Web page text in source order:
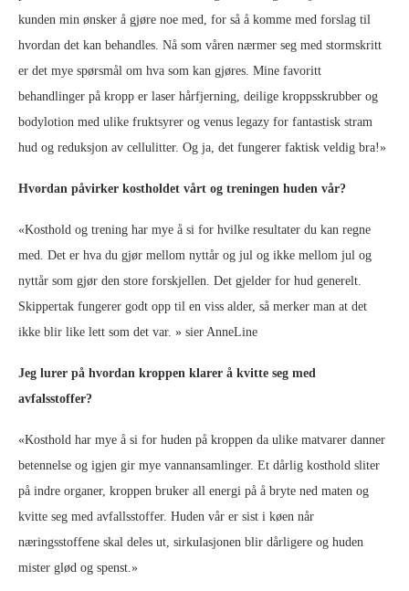
kunden min ønsker å gjøre noe med, for så å komme med forslag til
hvordan det kan behandles. Nå som våren nærmer seg med stormskritt
er det mye spørsmål om hva som kan gjøres. Mine favoritt
behandlinger på kropp er laser hårfjerning, deilige kroppsskrubber og
bodylotion med ulike fruktsyrer og venus legazy for fantastisk stram
hud og reduksjon av cellulitter. Og ja, det fungerer faktisk veldig bra!»
Hvordan påvirker kostholdet vårt og treningen huden vår?
«Kosthold og trening har mye å si for hvilke resultater du kan regne
med. Det er hva du gjør mellom nyttår og jul og ikke mellom jul og
nyttår som gjør den store forskjellen. Det gjelder for hud generelt.
Skippertak fungerer godt opp til en viss alder, så merker man at det
ikke blir like lett som det var. » sier AnneLine
Jeg lurer på hvordan kroppen klarer å kvitte seg med
avfalsstoffer?
«Kosthold har mye å si for huden på kroppen da ulike matvarer danner
betennelse og igjen gir mye vannansamlinger. Et dårlig kosthold sliter
på indre organer, kroppen bruker all energi på å bryte ned maten og
kvitte seg med avfallsstoffer. Huden vår er sist i køen når
næringsstoffene skal deles ut, sirkulasjonen blir dårligere og huden
mister glød og spenst.»